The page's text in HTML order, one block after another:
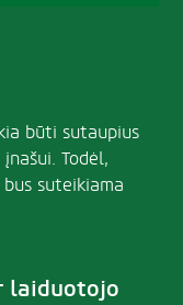
būti sutaupius
Todėl,
suteikiama
laiduotojo